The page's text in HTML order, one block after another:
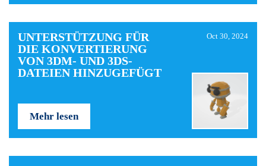
UNTERSTÜTZUNG FÜR
DIE KONVERTIERUNG
VON 3DM- UND 3DS-
DATEIEN HINZUGEFÜGT
Oct 30, 2024
Mehr lesen